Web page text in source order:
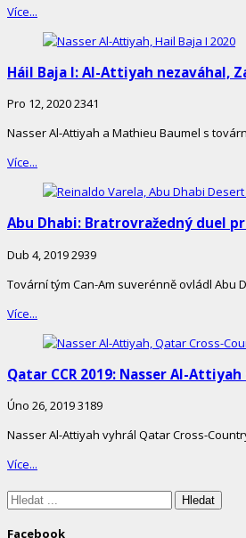
Více...
Háil Baja I: Al-Attiyah nezaváhal,
Pro 12, 20202341
Nasser Al-Attiyah a Mathieu Baumel s
Více...
Abu Dhabi: Bratrovražedný duel
Dub 4, 20192939
Tovární tým Can-Am suverénně ovládl Abu
Více...
Qatar CCR 2019: Nasser Al-
Úno 26, 20193189
Nasser Al-Attiyah vyhrál Qatar Cross-
Více...
Sidebar
Hledáte:
Facebook